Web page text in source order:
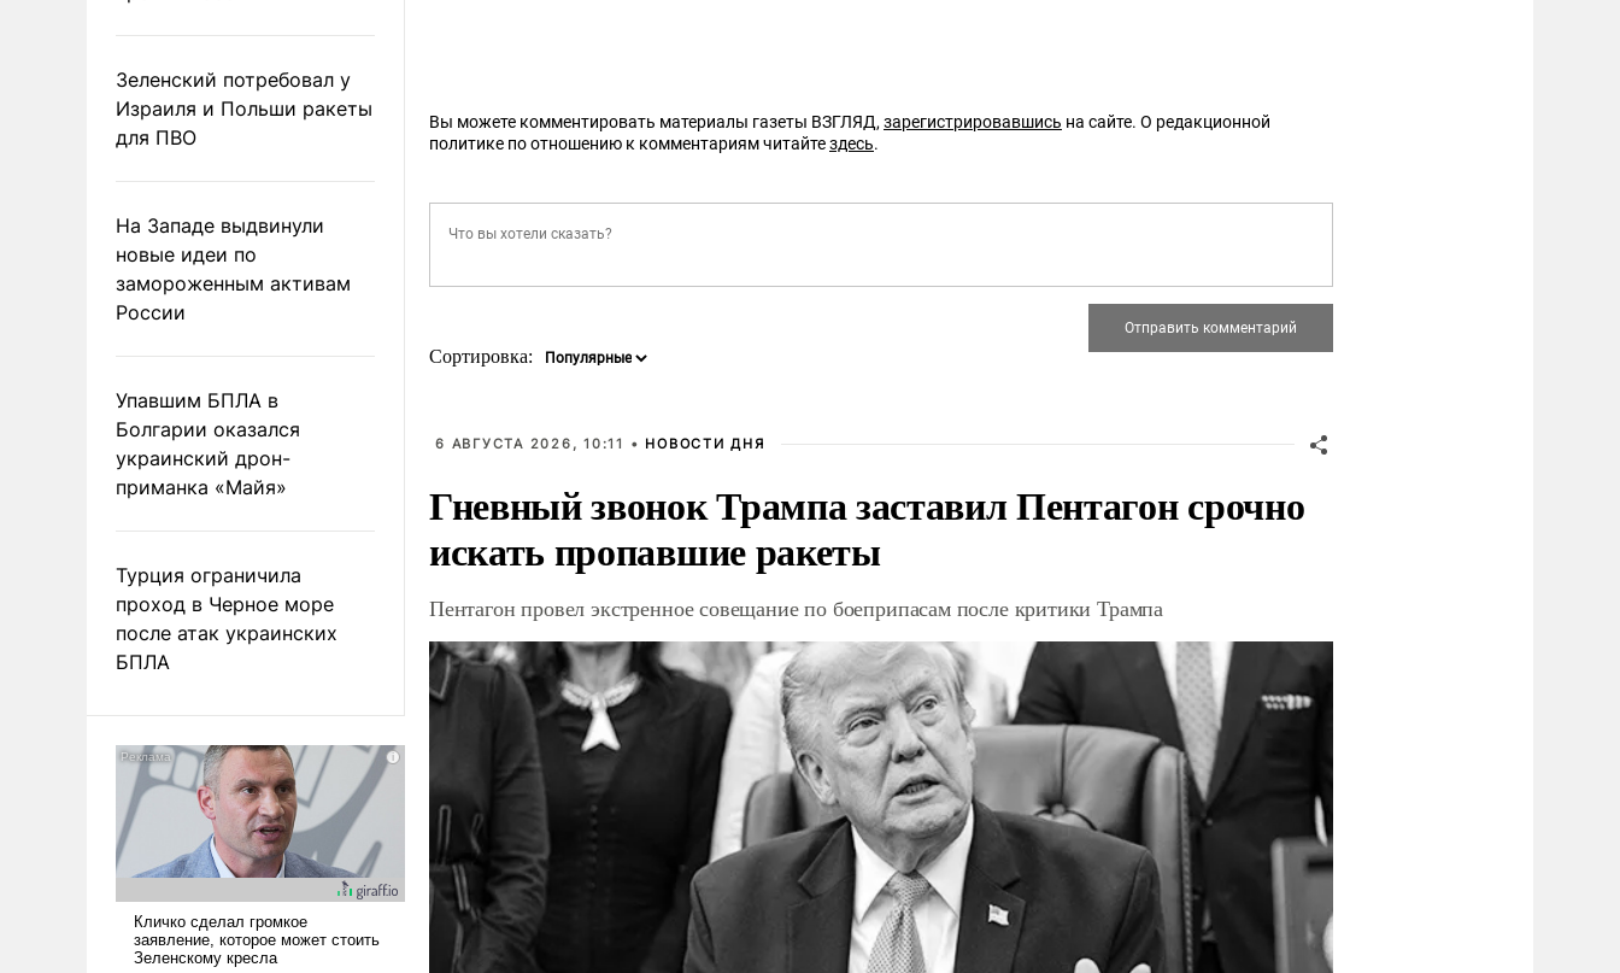
Зеленский потребовал у
Израиля и Польши ракеты
для ПВО
На Западе выдвинули
новые идеи по
замороженным активам
России
Упавшим БПЛА в
Болгарии оказался
украинский дрон-
приманка «Майя»
Турция ограничила
проход в Черное море
после атак украинских
БПЛА
Вы можете комментировать материалы газеты ВЗГЛЯД, зарегистрировавшись на сайте. О редакционной
политике по отношению к комментариям читайтездесь.
Сортировка:
6 АВГУСТА 2026, 10:11 • НОВОСТИ ДНЯ
Гневный звонок Трампа заставил Пентагон срочно
искать пропавшие ракеты
Пентагон провел экстренное совещание по боеприпасам после критики Трампа